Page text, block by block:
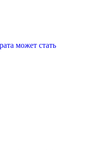
может стать